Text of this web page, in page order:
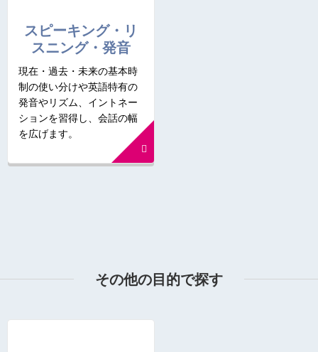
スピーキング・リ
スニング・発音
現在・過去・未来の基本時
制の使い分けや英語特有の
発音やリズム、イントネー
ションを習得し、会話の幅
を広げます。
その他の目的で探す